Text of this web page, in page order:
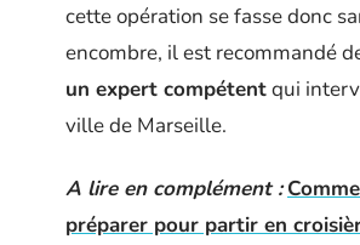
cette opération se fasse donc
encombre, il est recommandé
un expert compétentqui
ville de Marseille.
A lire en complément :
préparer pour partir en